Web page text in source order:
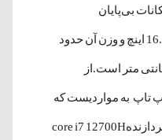
بی‌پایان
است.اندازه صفحه نمایش آن 16.1 اینچ و وزن آن حدود
با ضخامت 2.3 سانتی متر است.از
تاپ به مواردیست که
در ادامه اشاره می‌کنیم: دارای پردازندهcore i7 12700H